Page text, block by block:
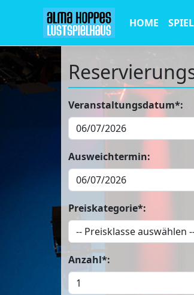
HOME
Veranstaltungsdatum*:
Ausweichtermin:
Preiskategorie*:
Anzahl*: